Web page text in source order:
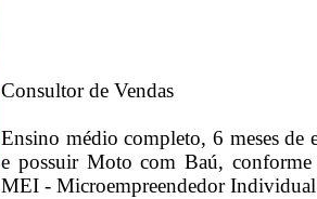
Consultor de Vendas
Ensino médio completo, 6 meses
e possuir Moto com Baú,
MEI - Microempreendedor